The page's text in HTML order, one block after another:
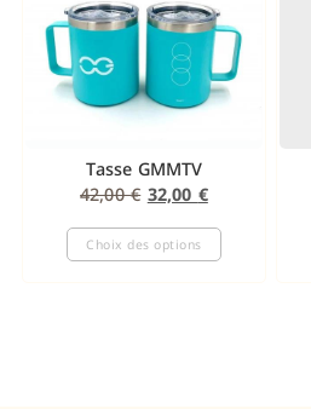
Tasse GMMTV
42,00€ 32,00 €
Choix des options